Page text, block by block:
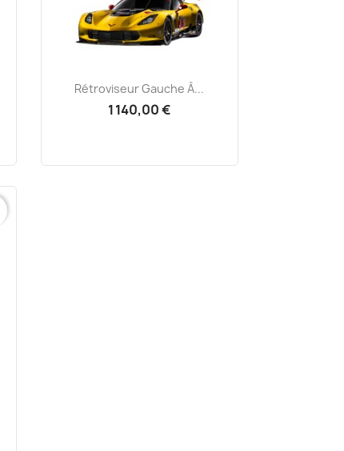
Aperçu rapide
Rétroviseur Gauche À...
1 140,00 €